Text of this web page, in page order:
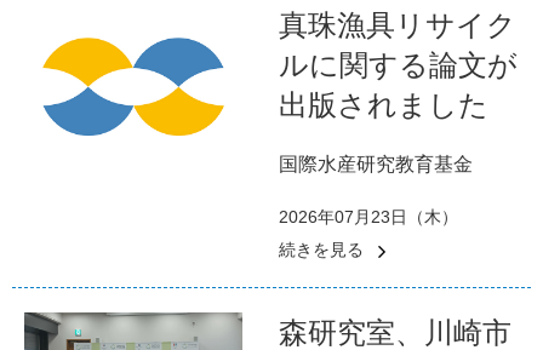
真珠漁具リサイク
ルに関する論文が
出版されました
国際水産研究教育基金
2026年07月23日（木）
続きを見る
森研究室、川崎市